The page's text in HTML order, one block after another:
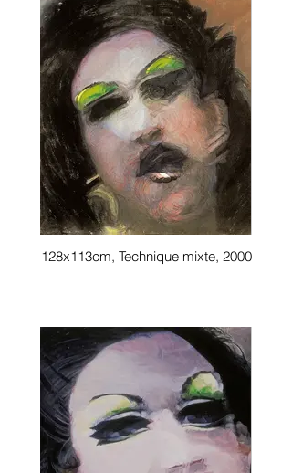
128x113cm, Technique mixte, 2000